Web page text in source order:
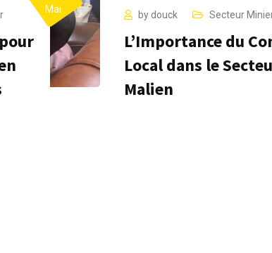
Mai by douck Secteur
L’Importance du
Local dans le
Malien